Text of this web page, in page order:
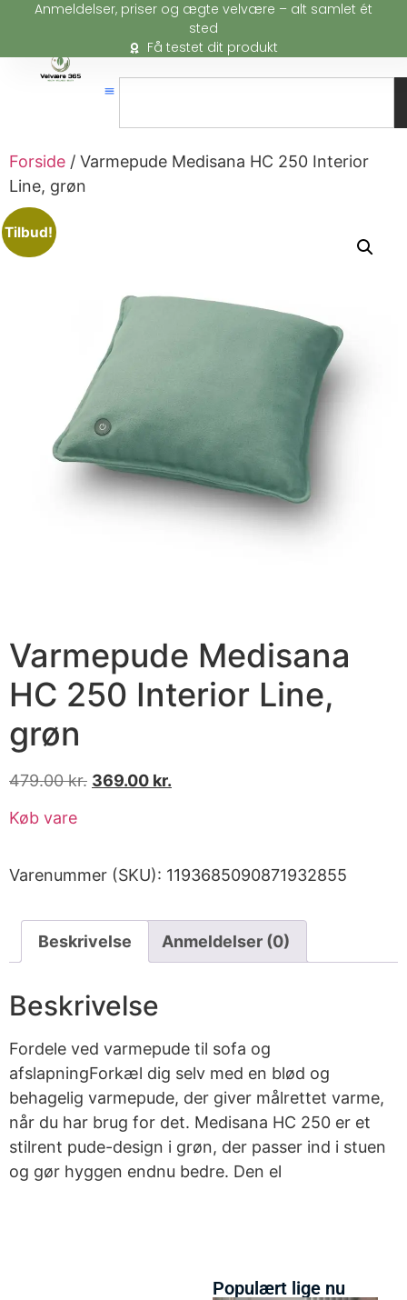
Anmeldelser, priser og ægte velvære – alt samlet ét
sted
Få testet dit produkt
Forside / Varmepude Medisana HC 250 Interior
Line, grøn
Tilbud!
Varmepude Medisana
HC 250 Interior Line,
grøn
479.00kr. 369.00 kr.
Køb vare
Varenummer (SKU): 1193685090871932855
Beskrivelse Anmeldelser (0)
Beskrivelse
Fordele ved varmepude til sofa og
afslapningForkæl dig selv med en blød og
behagelig varmepude, der giver målrettet varme,
når du har brug for det. Medisana HC 250 er et
stilrent pude-design i grøn, der passer ind i stuen
og gør hyggen endnu bedre. Den el
Populært lige nu